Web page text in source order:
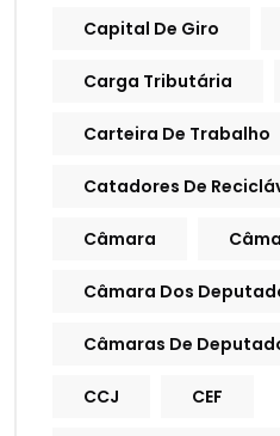
Capital De Giro
Carga Tributária
Carteira De Trabalho
Catadores De
Câmara
Câmara Dos
Câmaras De
CCJ CEF